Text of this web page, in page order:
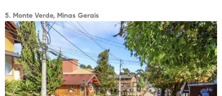
5. Monte Verde, Minas Gerais